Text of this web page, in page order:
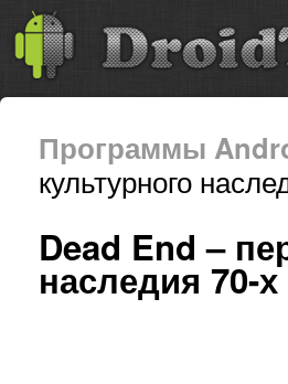
Программы
культурного
Dead End –
наследия 70-